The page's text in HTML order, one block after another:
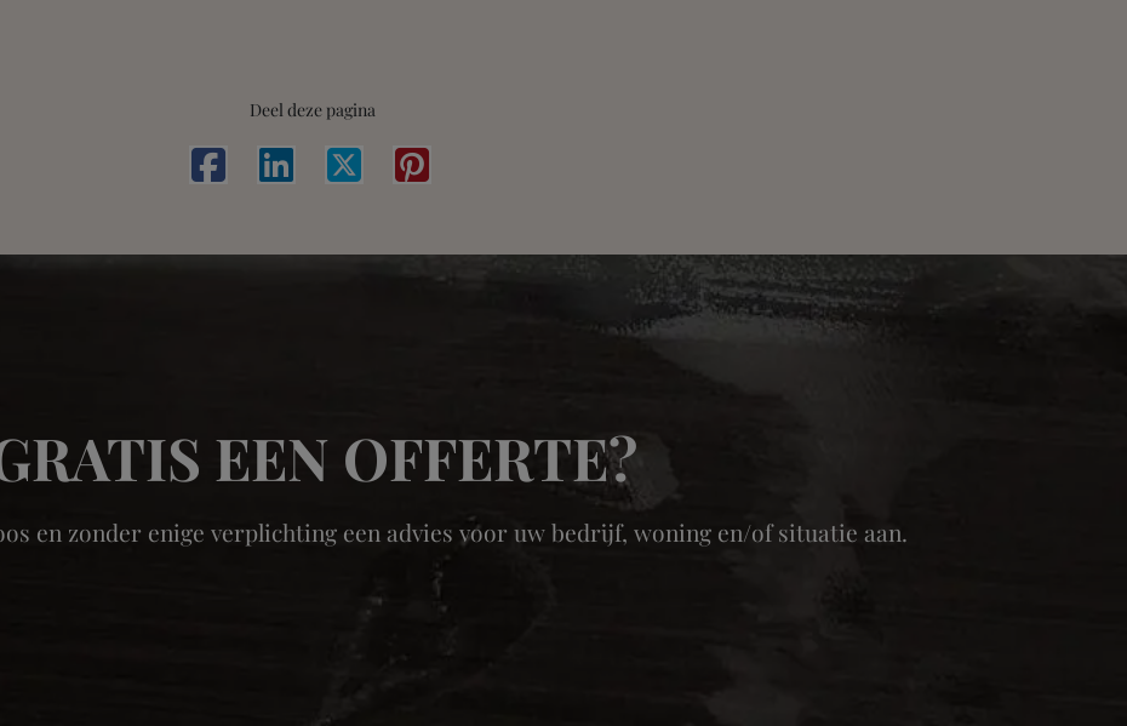
Deel deze pagina
EEN OFFERTE?
en zonder enige verplichting een advies voor uw bedrijf, woning en/of situatie aan.